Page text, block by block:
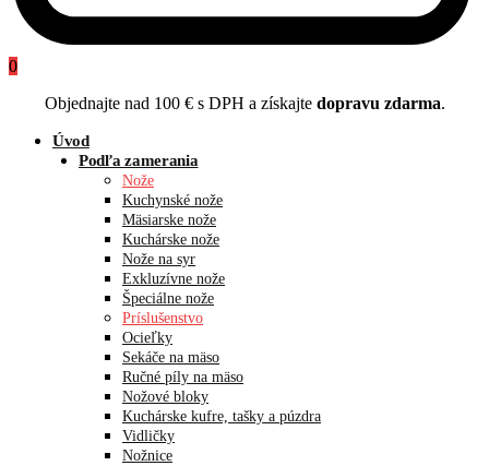
0
Objednajte nad 100 € s DPH a získajte dopravu zdarma.
Úvod
Podľa zamerania
Nože
Kuchynské nože
Mäsiarske nože
Kuchárske nože
Nože na syr
Exkluzívne nože
Špeciálne nože
Príslušenstvo
Ocieľky
Sekáče na mäso
Ručné píly na mäso
Nožové bloky
Kuchárske kufre, tašky a púzdra
Vidličky
Nožnice